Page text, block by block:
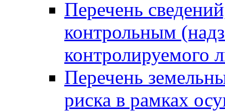
Перечень
контрольным
контролируемого
Перечень
риска в рамках